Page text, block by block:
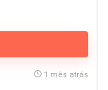
1 mês atrás